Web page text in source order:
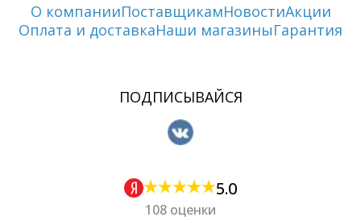
О компанииПоставщикамНовостиАкции
Оплата и доставкаНаши магазиныГарантия
ПОДПИСЫВАЙСЯ
5.0
108 оценки